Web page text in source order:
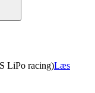
LiPo racing)Læs